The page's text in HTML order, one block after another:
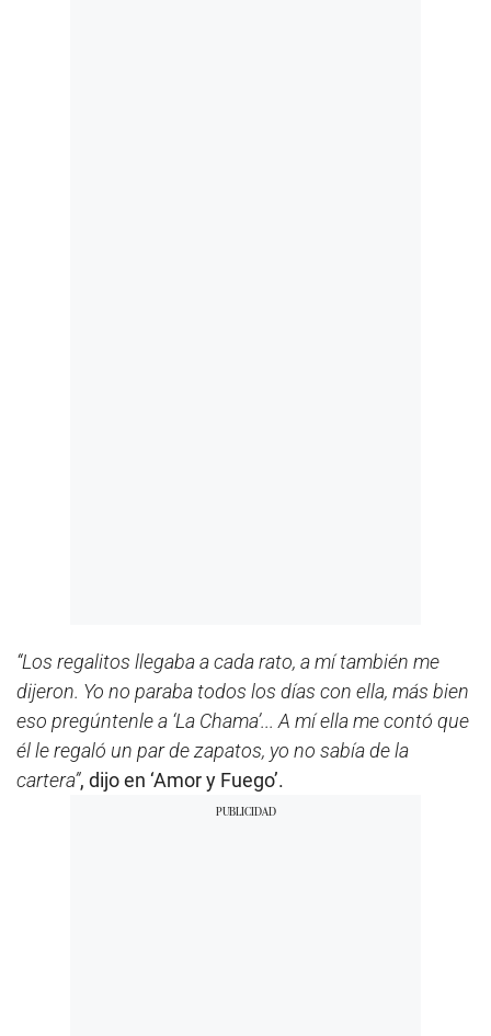
“Los regalitos llegaba a cada rato, a mí también me
dijeron. Yo no paraba todos los días con ella, más bien
eso pregúntenle a ‘La Chama’... A mí ella me contó que
él le regaló un par de zapatos, yo no sabía de la
cartera”, dijo en ‘Amor y Fuego’.